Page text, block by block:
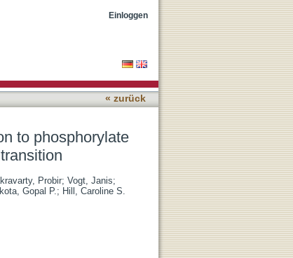
Einloggen
« zurück
to phosphorylate
Probir; Vogt, Janis;
Gopal P.; Hill, Caroline S.